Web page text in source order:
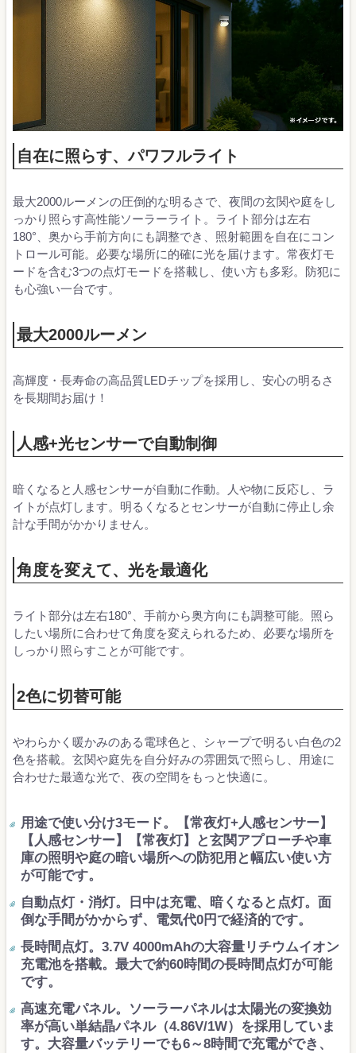
自在に照らす、パワフルライト
最大2000ルーメンの圧倒的な明るさで、夜間の玄関や庭をし
っかり照らす高性能ソーラーライト。ライト部分は左右
180°、奥から手前方向にも調整でき、照射範囲を自在にコン
トロール可能。必要な場所に的確に光を届けます。常夜灯モ
ードを含む3つの点灯モードを搭載し、使い方も多彩。防犯に
も心強い一台です。
最大2000ルーメン
高輝度・長寿命の高品質LEDチップを採用し、安心の明るさ
を長期間お届け！
人感+光センサーで自動制御
暗くなると人感センサーが自動に作動。人や物に反応し、ラ
イトが点灯します。明るくなるとセンサーが自動に停止し余
計な手間がかかりません。
角度を変えて、光を最適化
ライト部分は左右180°、手前から奥方向にも調整可能。照ら
したい場所に合わせて角度を変えられるため、必要な場所を
しっかり照らすことが可能です。
2色に切替可能
やわらかく暖かみのある電球色と、シャープで明るい白色の2
色を搭載。玄関や庭先を自分好みの雰囲気で照らし、用途に
合わせた最適な光で、夜の空間をもっと快適に。
用途で使い分け3モード。【常夜灯+人感センサー】
【人感センサー】【常夜灯】と玄関アプローチや車
庫の照明や庭の暗い場所への防犯用と幅広い使い方
が可能です。
自動点灯・消灯。日中は充電、暗くなると点灯。面
倒な手間がかからず、電気代0円で経済的です。
長時間点灯。3.7V 4000mAhの大容量リチウムイオン
充電池を搭載。最大で約60時間の長時間点灯が可能
です。
高速充電パネル。ソーラーパネルは太陽光の変換効
率が高い単結晶パネル（4.86V/1W）を採用していま
す。大容量バッテリーでも6～8時間で充電ができ、